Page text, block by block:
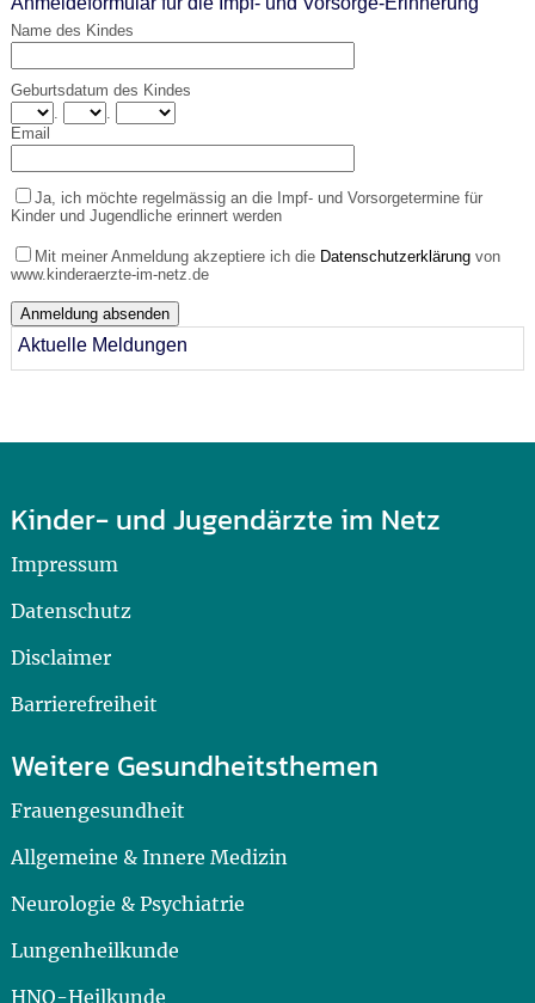
Name des Kindes
Geburtsdatum des Kindes
Email
Ja, ich möchte regelmässig an die Impf- und Vorsorgetermine für
Kinder und Jugendliche erinnert werden
Mit meiner Anmeldung akzeptiere ich die Datenschutzerklärungvon
www.kinderaerzte-im-netz.de
Aktuelle Meldungen
Kinder- und Jugendärzte im Netz
Impressum
Datenschutz
Disclaimer
Barrierefreiheit
Weitere Gesundheitsthemen
Frauengesundheit
Allgemeine & Innere Medizin
Neurologie & Psychiatrie
Lungenheilkunde
HNO-Heilkunde